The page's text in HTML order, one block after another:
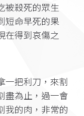
被殺死的眾生
短命早死的果
在得到哀傷之
一把利刀，來割
盡為止，過一會
我的肉，非常的